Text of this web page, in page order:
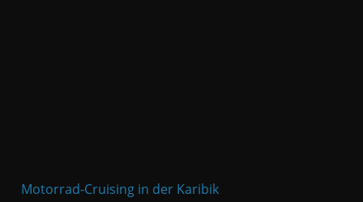
Motorrad-Cruising in der Karibik